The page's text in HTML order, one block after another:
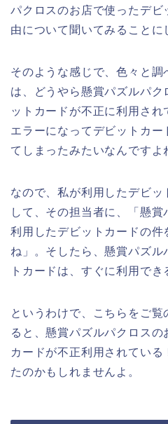
パクロスのお店で使ったデビ
由について聞いてみることに
そのような感じで、色々と調
は、どうやら懸賞パズルパ
ットカードが不正に利用され
エラーになってデビットカー
てしまったみたいなんですよ
なので、私が利用したデビッ
して、その担当者に、「懸
利用したデビットカードの件
ね」。そしたら、懸賞パズル
トカードは、すぐに利用でき
というわけで、こちらをご
ると、懸賞パズルパクロスの
カードが不正利用されている
たのかもしれませんよ。